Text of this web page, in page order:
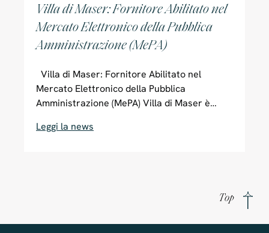
Villa di Maser: Fornitore Abilitato nel
Mercato Elettronico della Pubblica
Amministrazione (MePA)
Villa di Maser: Fornitore Abilitato nel
Mercato Elettronico della Pubblica
Amministrazione (MePA) Villa di Maser è
abilitato MePA (Mercato Elettronico della
diretto da fornitori certificati. Il MePA, gestito
Leggi la news
Top